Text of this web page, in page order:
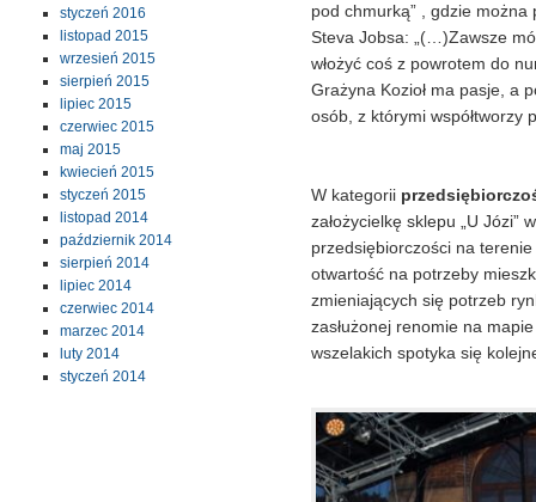
styczeń 2016
listopad 2015
wrzesień 2015
sierpień 2015
lipiec 2015
czerwiec 2015
maj 2015
kwiecień 2015
styczeń 2015
listopad 2014
październik 2014
sierpień 2014
lipiec 2014
czerwiec 2014
marzec 2014
luty 2014
styczeń 2014
pod chmurką” , gdzie można
Steva Jobsa: „(…)Zawsze
włożyć coś z powrotem do
Grażyna Kozioł ma pasje, a
osób, z którymi współtworzy
W kategorii
założycielkę sklepu „U Józi”
przedsiębiorczości na
otwartość na potrzeby
zmieniających się potrzeb
zasłużonej renomie na
wszelakich spotyka się